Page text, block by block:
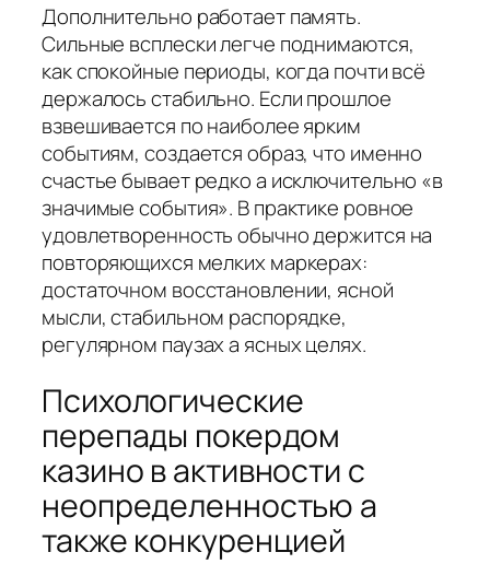
Дополнительно работает память.
Сильные всплески легче поднимаются,
как спокойные периоды, когда почти всё
держалось стабильно. Если прошлое
взвешивается по наиболее ярким
событиям, создается образ, что именно
счастье бывает редко а исключительно «в
значимые события». В практике ровное
удовлетворенность обычно держится на
повторяющихся мелких маркерах:
достаточном восстановлении, ясной
мысли, стабильном распорядке,
регулярном паузах а ясных целях.
Психологические
перепады покердом
казино в активности с
неопределенностью а
также конкуренцией